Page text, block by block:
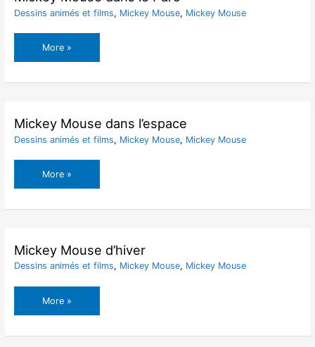
Dessins animés et films, Mickey Mouse, Mickey Mouse
Mickey
Mouse
More »
Mickey Mouse dans l’espace
Dessins animés et films, Mickey Mouse, Mickey Mouse
Mickey
Mouse
More »
Mickey Mouse d’hiver
Dessins animés et films, Mickey Mouse, Mickey Mouse
Mickey
Mouse
More »